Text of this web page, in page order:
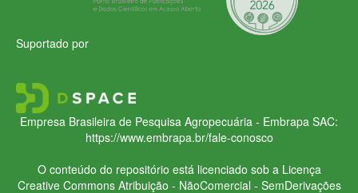
Suportado por
Empresa Brasileira de Pesquisa Agropecuária - Embrapa SAC:
https://www.embrapa.br/fale-conosco
O conteúdo do repositório está licenciado sob a Licença
Creative CommonsAtribuição - NãoComercial - SemDerivações